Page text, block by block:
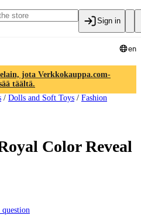
Sign in
en
jota Verkkokauppa.com-
täältä.
/ Dolls and Soft Toys / Fashion
Color Reveal